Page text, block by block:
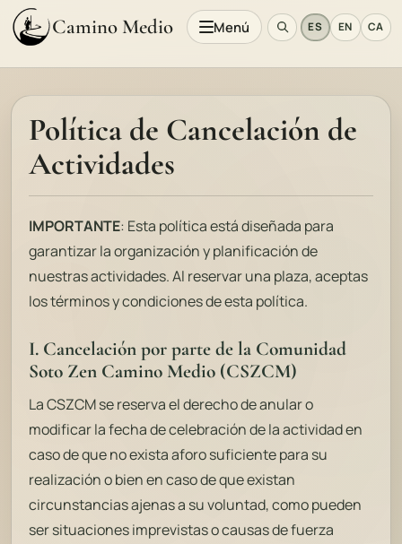
Camino Medio Menú ES EN CA
Política de Cancelación de
Actividades
IMPORTANTE: Esta política está diseñada para
garantizar la organización y planificación de
nuestras actividades. Al reservar una plaza, aceptas
los términos y condiciones de esta política.
I. Cancelación por parte de la Comunidad
Soto Zen Camino Medio (CSZCM)
La CSZCM se reserva el derecho de anular o
modificar la fecha de celebración de la actividad en
caso de que no exista aforo suficiente para su
realización o bien en caso de que existan
circunstancias ajenas a su voluntad, como pueden
ser situaciones imprevistas o causas de fuerza